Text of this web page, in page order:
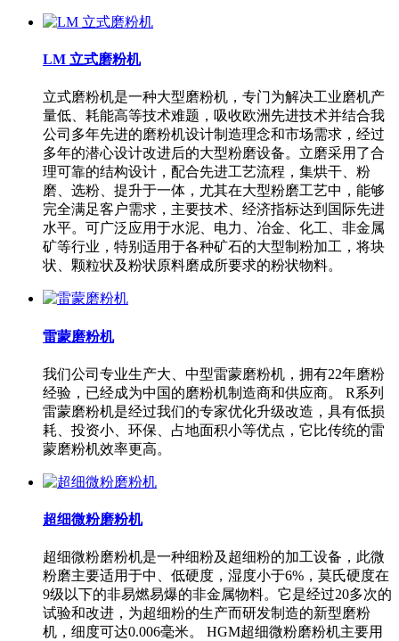
LM 立式磨粉机
立式磨粉机是一种大型磨粉机，专门为解决工业磨机产
量低、耗能高等技术难题，吸收欧洲先进技术并结合我
公司多年先进的磨粉机设计制造理念和市场需求，经过
多年的潜心设计改进后的大型粉磨设备。立磨采用了合
理可靠的结构设计，配合先进工艺流程，集烘干、粉
磨、选粉、提升于一体，尤其在大型粉磨工艺中，能够
完全满足客户需求，主要技术、经济指标达到国际先进
水平。可广泛应用于水泥、电力、冶金、化工、非金属
矿等行业，特别适用于各种矿石的大型制粉加工，将块
状、颗粒状及粉状原料磨成所要求的粉状物料。
雷蒙磨粉机
我们公司专业生产大、中型雷蒙磨粉机，拥有22年磨粉
经验，已经成为中国的磨粉机制造商和供应商。 R系列
雷蒙磨粉机是经过我们的专家优化升级改造，具有低损
耗、投资小、环保、占地面积小等优点，它比传统的雷
蒙磨粉机效率更高。
超细微粉磨粉机
超细微粉磨粉机是一种细粉及超细粉的加工设备，此微
粉磨主要适用于中、低硬度，湿度小于6%，莫氏硬度在
9级以下的非易燃易爆的非金属物料。它是经过20多次的
试验和改进，为超细粉的生产而研发制造的新型磨粉
机，细度可达0.006毫米。 HGM超细微粉磨粉机主要用